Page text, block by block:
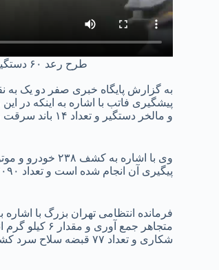
طرح رعد ۶۰ دستگیری سارق موبایل قاپ پارک سرکلانتری دوم پلیس پیشگیری تهران بزرگ
و مالخر دستگیر و تعداد ۱۴ باند سرقت متلاشی شدند.
پیگیری آن انجام شده است و تعداد ۲۰۹۰ مورد اموال سرقتی به ارزش تقریبی ۲۹ میلیارد و ۶۴۱میلیون تومان کشف شد.
شکاری و تعداد ۷۷ قبضه سلاح سرد کشف شد.